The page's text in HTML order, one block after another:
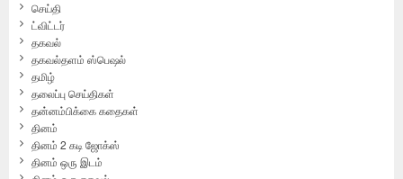
செய்தி
ட்விட்டர்
தகவல்
தகவல்தளம் ஸ்பெஷல்
தமிழ்
தலைப்பு செய்திகள்
தன்னம்பிக்கை கதைகள்
தினம்
தினம் 2 கடி ஜோக்ஸ்
தினம் ஒரு இடம்